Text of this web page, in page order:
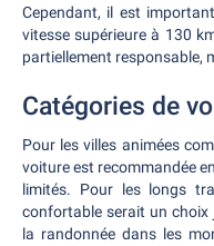
Cependant, il est
vitesse supérieure à 130
partiellement responsable,
Catégories de
Pour les villes animées
voiture est recommandée
limités. Pour les longs
confortable serait un choix
la randonnée dans les